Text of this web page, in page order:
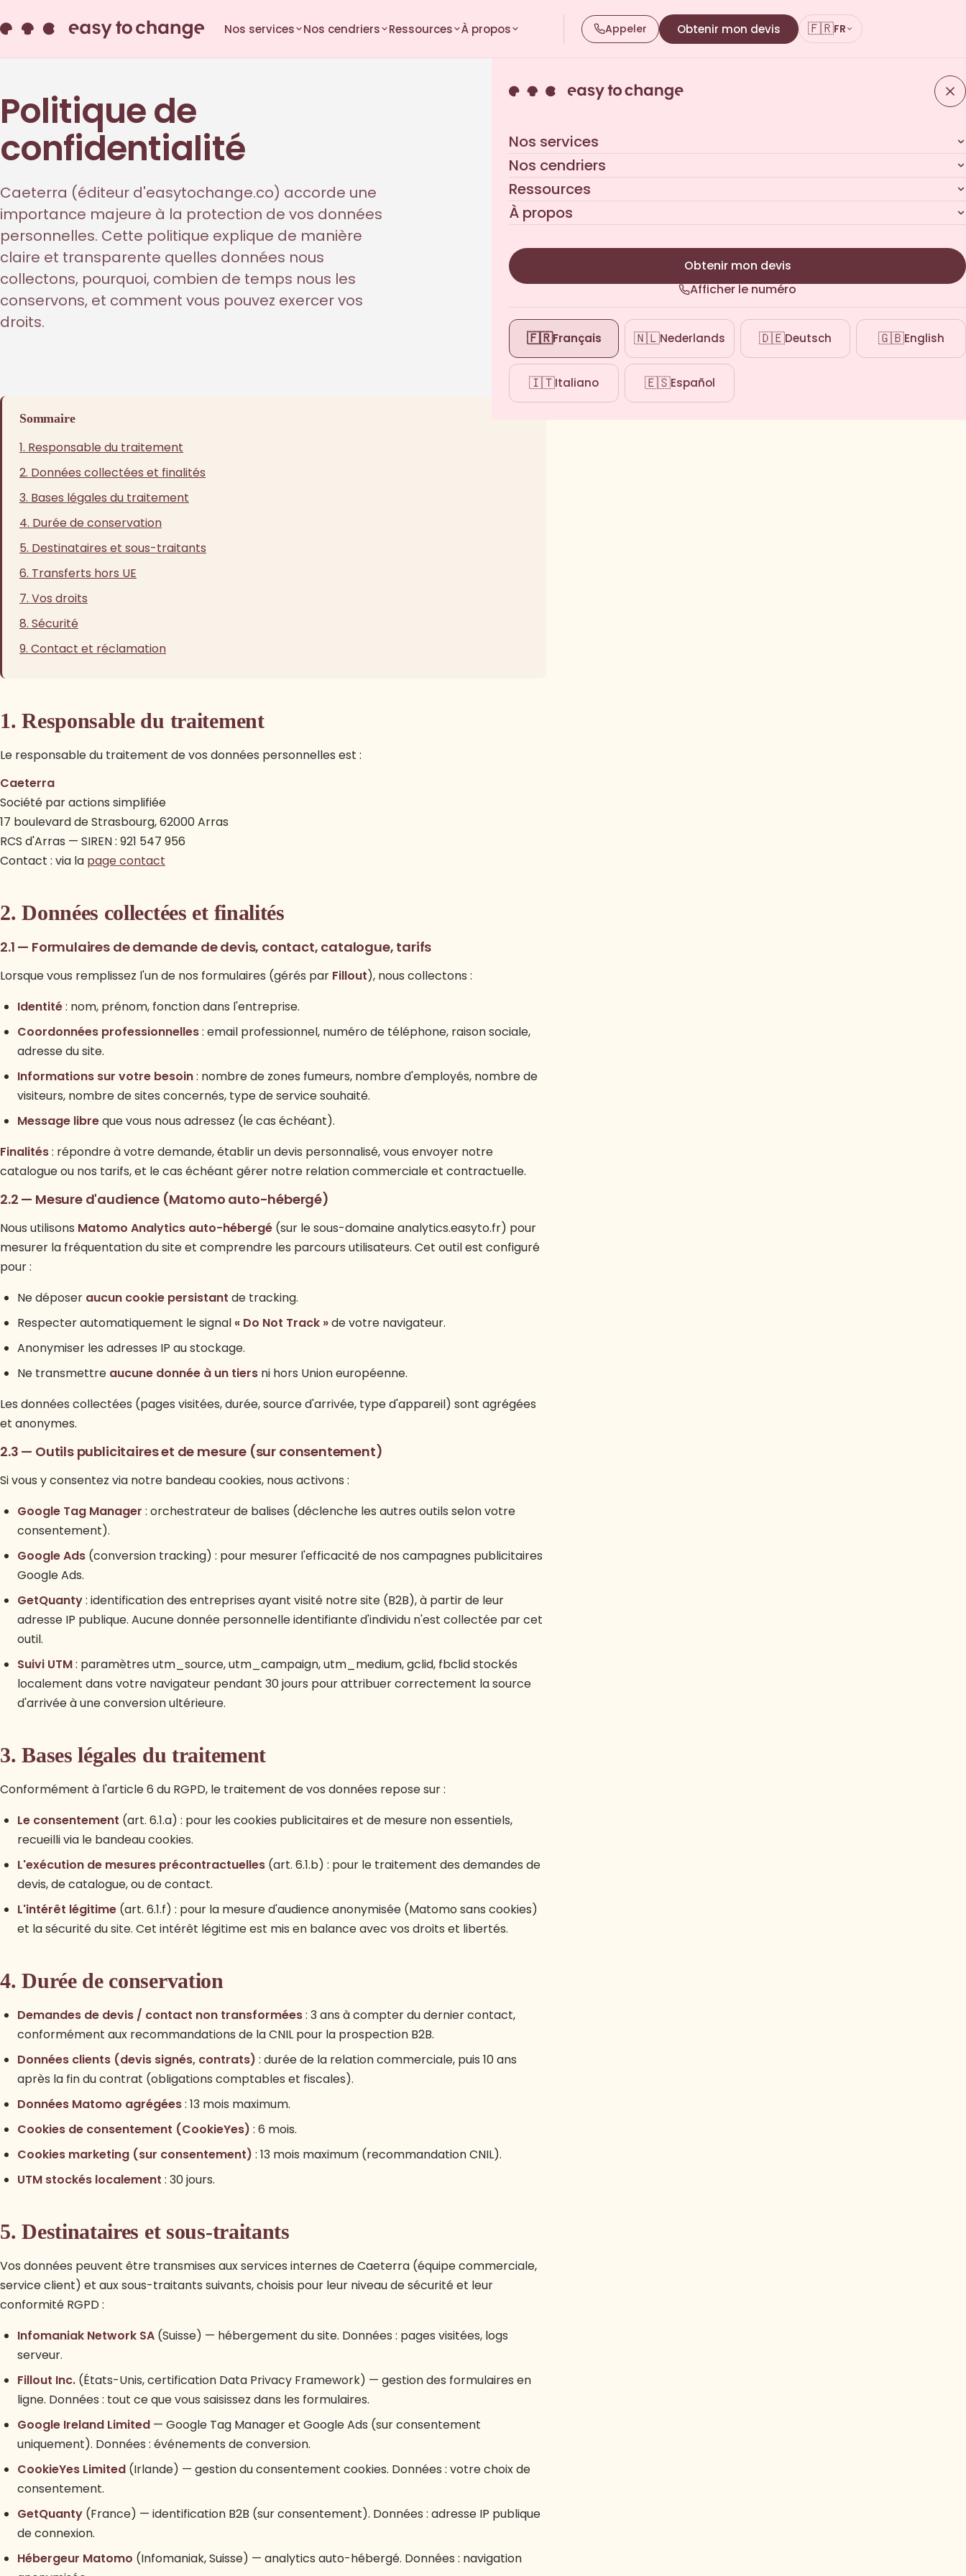
Nos services Nos cendriers Ressources À propos Appeler Obtenir mon devis 🇫🇷FR
Nos services
Nos cendriers
Ressources
À propos
Obtenir mon devis
Afficher le numéro
🇫🇷Français 🇳🇱Nederlands 🇩🇪Deutsch 🇬🇧English
🇮🇹Italiano 🇪🇸Español
Politique de
confidentialité
Caeterra (éditeur d'easytochange.co) accorde une
importance majeure à la protection de vos données
personnelles. Cette politique explique de manière
claire et transparente quelles données nous
collectons, pourquoi, combien de temps nous les
conservons, et comment vous pouvez exercer vos
droits.
Sommaire
1. Responsable du traitement
2. Données collectées et finalités
3. Bases légales du traitement
4. Durée de conservation
5. Destinataires et sous-traitants
6. Transferts hors UE
7. Vos droits
8. Sécurité
9. Contact et réclamation
1. Responsable du traitement
Le responsable du traitement de vos données personnelles est :
Caeterra
Société par actions simplifiée
17 boulevard de Strasbourg, 62000 Arras
RCS d'Arras — SIREN : 921 547 956
Contact : via la page contact
2. Données collectées et finalités
2.1 — Formulaires de demande de devis, contact, catalogue, tarifs
Lorsque vous remplissez l'un de nos formulaires (gérés par Fillout), nous collectons :
Identité: nom, prénom, fonction dans l'entreprise.
Coordonnées professionnelles: email professionnel, numéro de téléphone, raison sociale,
adresse du site.
Informations sur votre besoin: nombre de zones fumeurs, nombre d'employés, nombre de
visiteurs, nombre de sites concernés, type de service souhaité.
Message libreque vous nous adressez (le cas échéant).
Finalités: répondre à votre demande, établir un devis personnalisé, vous envoyer notre
catalogue ou nos tarifs, et le cas échéant gérer notre relation commerciale et contractuelle.
2.2 — Mesure d'audience (Matomo auto-hébergé)
Nous utilisons Matomo Analytics auto-hébergé (sur le sous-domaine analytics.easyto.fr) pour
mesurer la fréquentation du site et comprendre les parcours utilisateurs. Cet outil est configuré
pour :
Ne déposer aucun cookie persistant de tracking.
Respecter automatiquement le signal « Do Not Track »de votre navigateur.
Anonymiser les adresses IP au stockage.
Ne transmettre aucune donnée à un tiers ni hors Union européenne.
Les données collectées (pages visitées, durée, source d'arrivée, type d'appareil) sont agrégées
et anonymes.
2.3 — Outils publicitaires et de mesure (sur consentement)
Si vous y consentez via notre bandeau cookies, nous activons :
Google Tag Manager : orchestrateur de balises (déclenche les autres outils selon votre
consentement).
Google Ads (conversion tracking) : pour mesurer l'efficacité de nos campagnes publicitaires
Google Ads.
GetQuanty: identification des entreprises ayant visité notre site (B2B), à partir de leur
adresse IP publique. Aucune donnée personnelle identifiante d'individu n'est collectée par cet
outil.
Suivi UTM: paramètres utm_source, utm_campaign, utm_medium, gclid, fbclid stockés
localement dans votre navigateur pendant 30 jours pour attribuer correctement la source
d'arrivée à une conversion ultérieure.
3. Bases légales du traitement
Conformément à l'article 6 du RGPD, le traitement de vos données repose sur :
Le consentement (art. 6.1.a) : pour les cookies publicitaires et de mesure non essentiels,
recueilli via le bandeau cookies.
L'exécution de mesures précontractuelles (art. 6.1.b) : pour le traitement des demandes de
devis, de catalogue, ou de contact.
L'intérêt légitime (art. 6.1.f) : pour la mesure d'audience anonymisée (Matomo sans cookies)
et la sécurité du site. Cet intérêt légitime est mis en balance avec vos droits et libertés.
4. Durée de conservation
Demandes de devis / contact non transformées: 3 ans à compter du dernier contact,
conformément aux recommandations de la CNIL pour la prospection B2B.
Données clients (devis signés, contrats) : durée de la relation commerciale, puis 10 ans
après la fin du contrat (obligations comptables et fiscales).
Données Matomo agrégées: 13 mois maximum.
Cookies de consentement (CookieYes) : 6 mois.
Cookies marketing (sur consentement) : 13 mois maximum (recommandation CNIL).
UTM stockés localement : 30 jours.
5. Destinataires et sous-traitants
Vos données peuvent être transmises aux services internes de Caeterra (équipe commerciale,
service client) et aux sous-traitants suivants, choisis pour leur niveau de sécurité et leur
conformité RGPD :
Infomaniak Network SA (Suisse) — hébergement du site. Données : pages visitées, logs
serveur.
Fillout Inc. (États-Unis, certification Data Privacy Framework) — gestion des formulaires en
ligne. Données : tout ce que vous saisissez dans les formulaires.
Google Ireland Limited — Google Tag Manager et Google Ads (sur consentement
uniquement). Données : événements de conversion.
CookieYes Limited (Irlande) — gestion du consentement cookies. Données : votre choix de
consentement.
GetQuanty (France) — identification B2B (sur consentement). Données : adresse IP publique
de connexion.
Hébergeur Matomo (Infomaniak, Suisse) — analytics auto-hébergé. Données : navigation